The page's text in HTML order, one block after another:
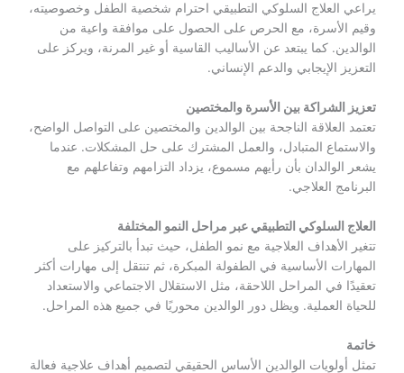
يراعي العلاج السلوكي التطبيقي احترام شخصية الطفل وخصوصيته،
وقيم الأسرة، مع الحرص على الحصول على موافقة واعية من
الوالدين. كما يبتعد عن الأساليب القاسية أو غير المرنة، ويركز على
التعزيز الإيجابي والدعم الإنساني.
تعزيز الشراكة بين الأسرة والمختصين
تعتمد العلاقة الناجحة بين الوالدين والمختصين على التواصل الواضح،
والاستماع المتبادل، والعمل المشترك على حل المشكلات. عندما
يشعر الوالدان بأن رأيهم مسموع، يزداد التزامهم وتفاعلهم مع
البرنامج العلاجي.
العلاج السلوكي التطبيقي عبر مراحل النمو المختلفة
تتغير الأهداف العلاجية مع نمو الطفل، حيث تبدأ بالتركيز على
المهارات الأساسية في الطفولة المبكرة، ثم تنتقل إلى مهارات أكثر
تعقيدًا في المراحل اللاحقة، مثل الاستقلال الاجتماعي والاستعداد
للحياة العملية. ويظل دور الوالدين محوريًا في جميع هذه المراحل.
خاتمة
تمثل أولويات الوالدين الأساس الحقيقي لتصميم أهداف علاجية فعالة